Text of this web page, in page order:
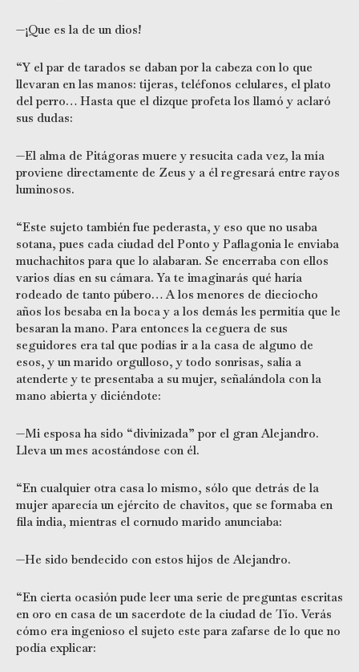
—¡Que es la de un dios!
“Y el par de tarados se daban por la cabeza con lo que
llevaran en las manos: tijeras, teléfonos celulares, el plato
del perro… Hasta que el dizque profeta los llamó y aclaró
sus dudas:
—El alma de Pitágoras muere y resucita cada vez, la mía
proviene directamente de Zeus y a él regresará entre rayos
luminosos.
“Este sujeto también fue pederasta, y eso que no usaba
sotana, pues cada ciudad del Ponto y Paflagonia le enviaba
muchachitos para que lo alabaran. Se encerraba con ellos
varios días en su cámara. Ya te imaginarás qué haría
rodeado de tanto púbero… A los menores de dieciocho
años los besaba en la boca y a los demás les permitía que le
besaran la mano. Para entonces la ceguera de sus
seguidores era tal que podías ir a la casa de alguno de
esos, y un marido orgulloso, y todo sonrisas, salía a
atenderte y te presentaba a su mujer, señalándola con la
mano abierta y diciéndote:
—Mi esposa ha sido “divinizada” por el gran Alejandro.
Lleva un mes acostándose con él.
“En cualquier otra casa lo mismo, sólo que detrás de la
mujer aparecía un ejército de chavitos, que se formaba en
fila india, mientras el cornudo marido anunciaba:
—He sido bendecido con estos hijos de Alejandro.
“En cierta ocasión pude leer una serie de preguntas escritas
en oro en casa de un sacerdote de la ciudad de Tío. Verás
cómo era ingenioso el sujeto este para zafarse de lo que no
podía explicar: